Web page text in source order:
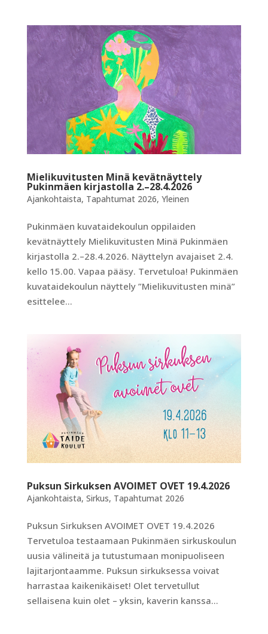
Mielikuvitusten Minä kevätnäyttely
Pukinmäen kirjastolla 2.–28.4.2026
Ajankohtaista, Tapahtumat 2026, Yleinen
Pukinmäen kuvataidekoulun oppilaiden
kevätnäyttely Mielikuvitusten Minä Pukinmäen
kirjastolla 2.–28.4.2026. Näyttelyn avajaiset 2.4.
kello 15.00. Vapaa pääsy. Tervetuloa! Pukinmäen
kuvataidekoulun näyttely ”Mielikuvitusten minä”
esittelee...
Puksun Sirkuksen AVOIMET OVET 19.4.2026
Ajankohtaista, Sirkus, Tapahtumat 2026
Puksun Sirkuksen AVOIMET OVET 19.4.2026
Tervetuloa testaamaan Pukinmäen sirkuskoulun
uusia välineitä ja tutustumaan monipuoliseen
lajitarjontaamme. Puksun sirkuksessa voivat
harrastaa kaikenikäiset! Olet tervetullut
sellaisena kuin olet – yksin, kaverin kanssa...